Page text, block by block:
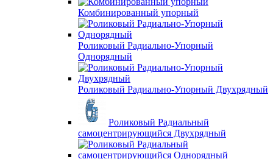
Комбинированный упорный
Роликовый Радиально-Упорный
Однорядный
Роликовый Радиально-Упорный Двухрядный
Роликовый Радиальный
самоцентрирующийся Двухрядный